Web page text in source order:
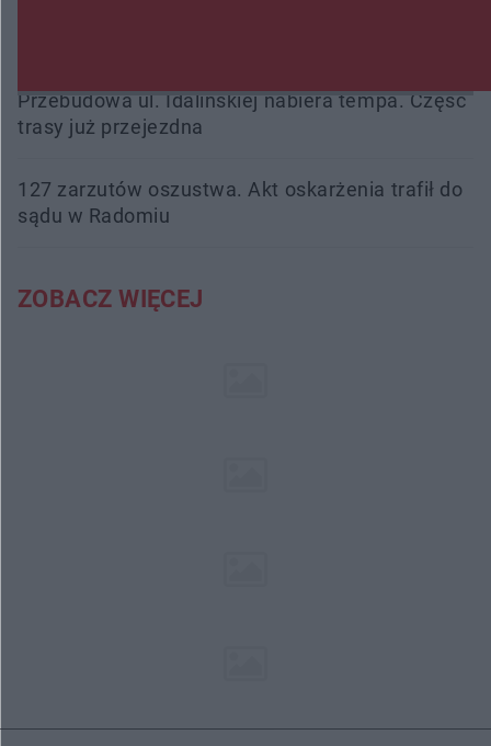
Przebudowa ul. Idalińskiej nabiera tempa. Część
trasy już przejezdna
127 zarzutów oszustwa. Akt oskarżenia trafił do
sądu w Radomiu
ZOBACZ WIĘCEJ